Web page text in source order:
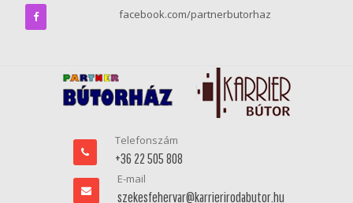
facebook.com/partnerbutorhaz
Telefonszám
+36 22 505 808
E-mail
szekesfehervar@karrierirodabutor.hu